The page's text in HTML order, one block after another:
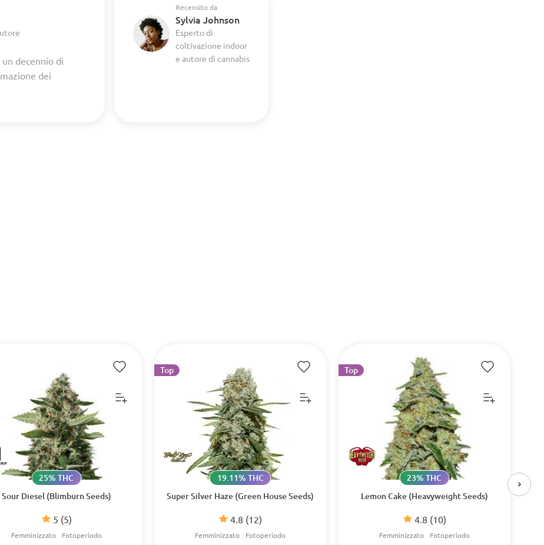
decennio di
dei
Recensito da
Sylvia Johnson
Esperto di
coltivazione indoor
e autore di cannabis
Sour Diesel (Blimburn Seeds)
5 (5)
25% THC
Femminizzato Fotoperiodo
Super Silver Haze (Green House Seeds)
4.8 (12)
19.11% THC
Femminizzato Fotoperiodo
Top
Lemon Cake (Heavyweight Seeds)
4.8 (10)
23% THC
Femminizzato Fotoperiodo
Top